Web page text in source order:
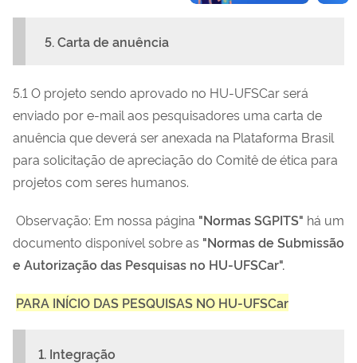
5. Carta de anuência
5.1 O projeto sendo aprovado no HU-UFSCar será
enviado por e-mail aos pesquisadores uma carta de
anuência que deverá ser anexada na Plataforma Brasil
para solicitação de apreciação do Comitê de ética para
projetos com seres humanos.
Observação: Em nossa página "Normas SGPITS" há um
documento disponível sobre as "Normas de Submissão
e Autorização das Pesquisas no HU-UFSCar".
PARA INÍCIO DAS PESQUISAS NO HU-UFSCar
1. Integração